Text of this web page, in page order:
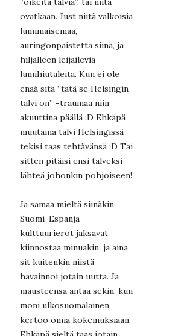
ovatkaan. Just niitä valkoisia
lumimaisemaa,
auringonpaistetta siinä, ja
hiljalleen leijailevia
lumihiutaleita. Kun ei ole
enää sitä ”tätä se Helsingin
talvi on” -traumaa niin
akuuttina päällä :D Ehkäpä
muutama talvi Helsingissä
tekisi taas tehtävänsä :D Tai
sitten pitäisi ensi talveksi
lähteä johonkin pohjoiseen!
–
Ja samaa mieltä siinäkin,
Suomi-Espanja -
kulttuurierot jaksavat
kiinnostaa minuakin, ja aina
sit kuitenkin niistä
havainnoi jotain uutta. Ja
mausteensa antaa sekin, kun
moni ulkosuomalainen
kertoo omia kokemuksiaan.